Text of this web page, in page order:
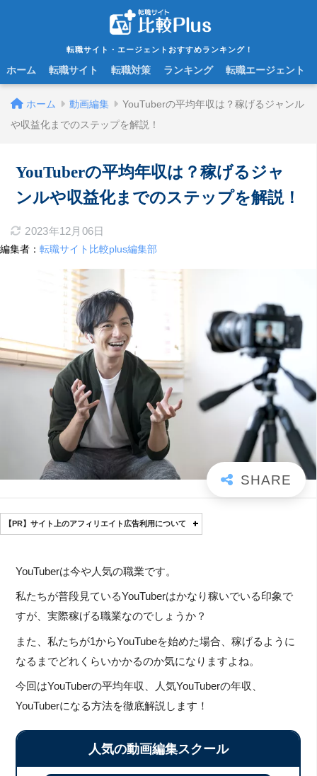
転職サイト・エージェントおすすめランキング！
ホーム 転職サイト 転職対策 ランキング 転職エージェント
ホーム 動画編集
YouTuberの平均年収は？稼げるジャンル
や収益化までのステップを解説！
YouTuberの平均年収は？稼げるジャ
ンルや収益化までのステップを解説！
2023年12月06日
編集者： 転職サイト比較plus編集部
【PR】サイト上のアフィリエイト広告利用について
YouTuberは今や人気の職業です。
私たちが普段見ているYouTuberはかなり稼いでいる印象で
すが、実際稼げる職業なのでしょうか？
また、私たちが1からYouTubeを始めた場合、稼げるように
なるまでどれくらいかかるのか気になりますよね。
今回はYouTuberの平均年収、人気YouTuberの年収、
YouTuberになる方法を徹底解説します！
人気の動画編集スクール